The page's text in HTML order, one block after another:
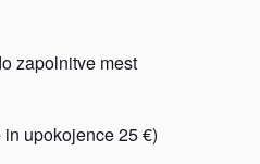
zapolnitve mest
upokojence 25 €)